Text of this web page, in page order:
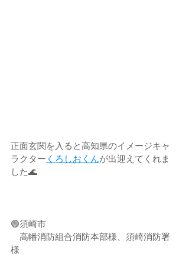
正面玄関を入ると高知県のイメージキャ
ラクター くろしおくんが出迎えてくれま
した🌊
🟢須崎市
高幡消防組合消防本部様、須崎消防署
様